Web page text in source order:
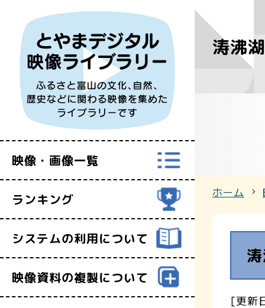
映像・画像一覧
すべての
ランキング
システムの利用について
映像資料の複製について
涛沸
ホーム
[更新